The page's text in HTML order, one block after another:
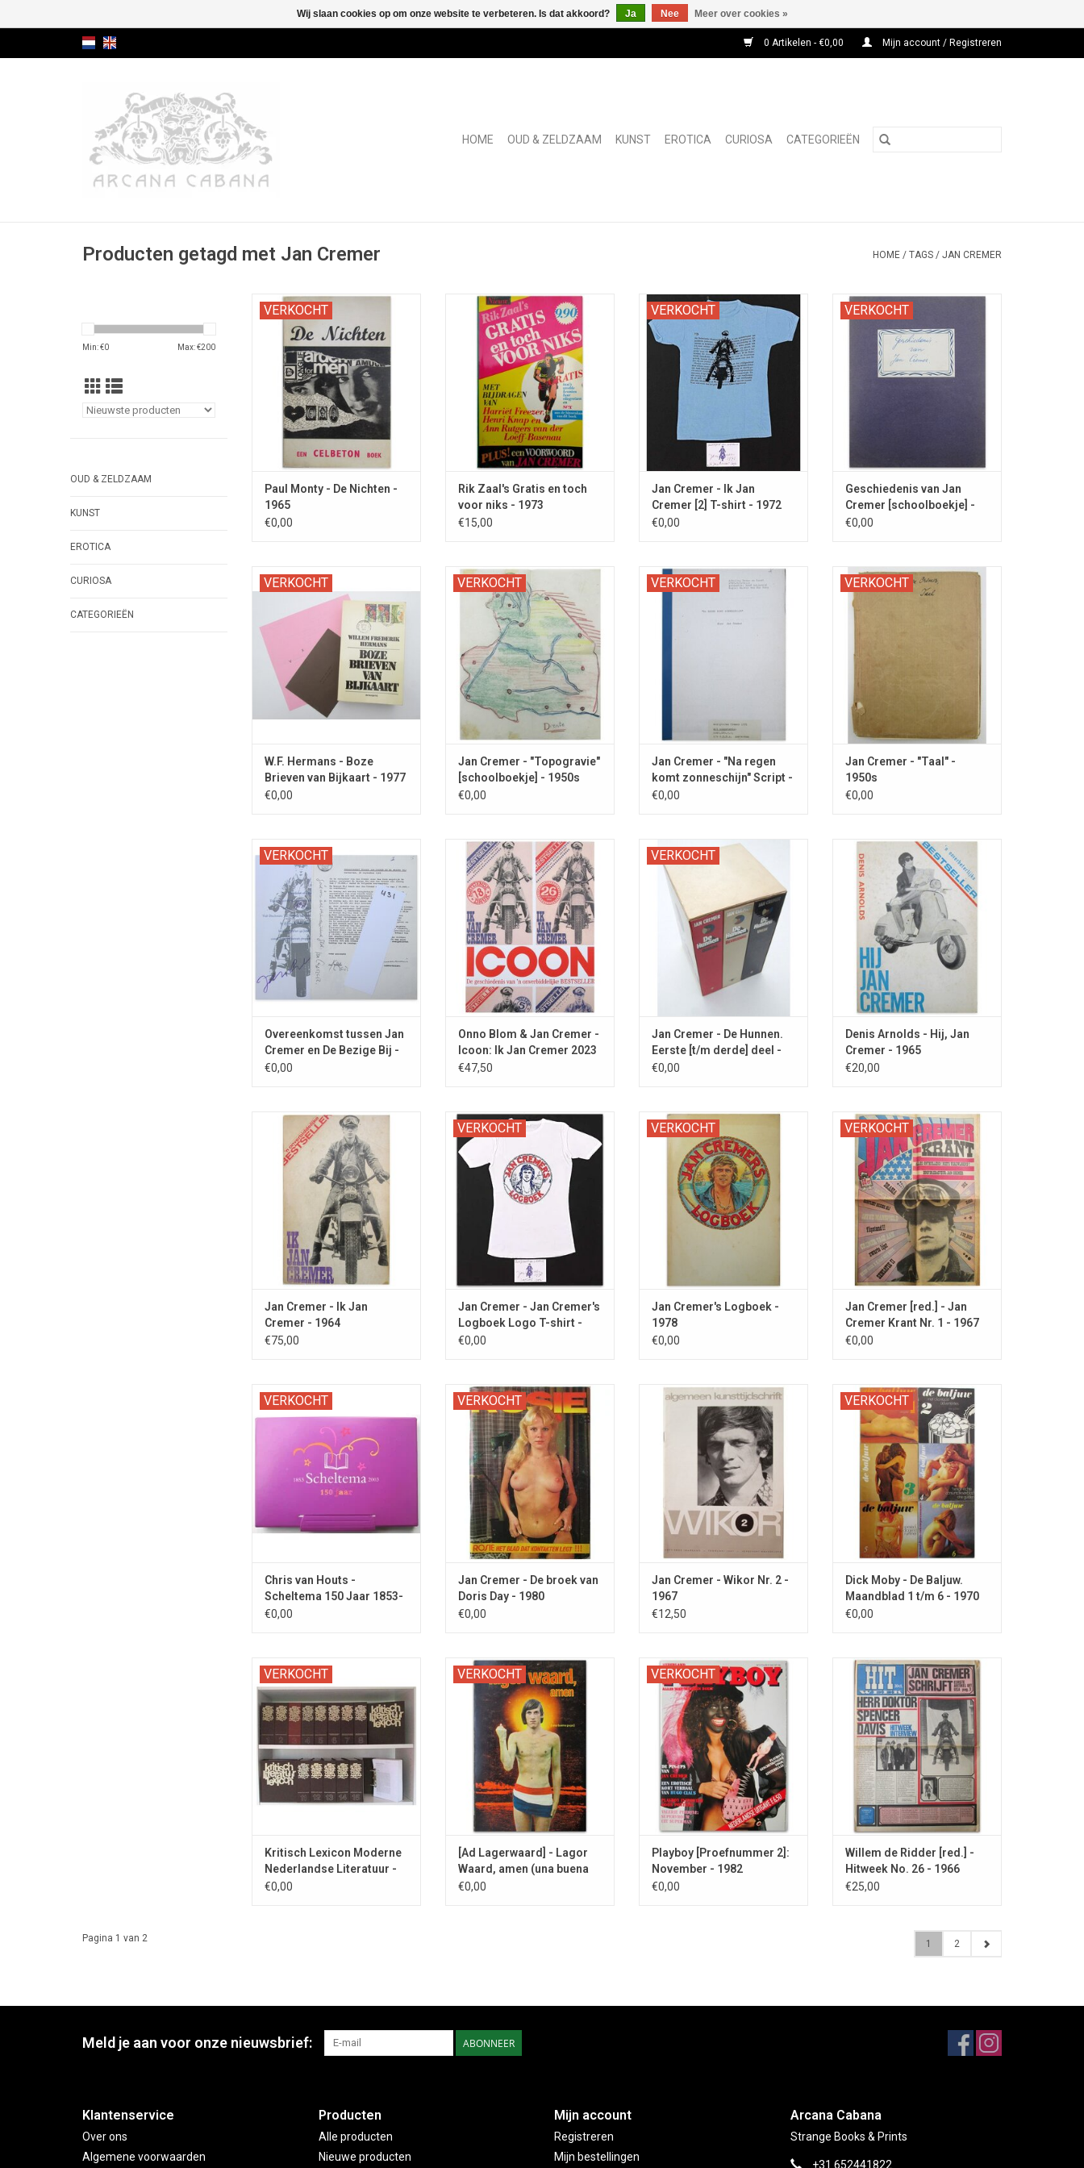
0 Artikelen - €0,00 Mijn account / Registreren
HOME OUD & ZELDZAAM KUNST EROTICA CURIOSA CATEGORIEËN
Producten getagd met Jan Cremer HOME / TAGS / JAN CREMER
Min: €0 Max: €200
OUD & ZELDZAAM
KUNST
EROTICA
CURIOSA
CATEGORIEËN
VERKOCHT
Homo-erotische pulp fiction roman
van het enige tot nu toe door de
Nederlandse staat erkende
homoseksuele
oorlogsslachtoffer.
Paul Monty - De Nichten -
1965
€0,00
Vrolijke gids voor oplichters. Met
voorwoord door JAN CREMER.
TOEVOEGEN AAN WINKELWAGEN
Rik Zaal's Gratis en toch
voor niks - 1973
€15,00
VERKOCHT
Met handgeschreven Certificaat
van Echtheid, GESIGNEERD door
de auteur.
Jan Cremer - Ik Jan
Cremer [2] T-shirt - 1972
€0,00
VERKOCHT
Schoolschriftje met
paginavullende originele tekening
van "Een hunne" met knots.
Geschiedenis van Jan
Cremer [schoolboekje] -
1950s
€0,00
VERKOCHT
Het exemplaar van JAN CREMER.
Met getypt briefje van WFH in
envelop.
W.F. Hermans - Boze
Brieven van Bijkaart - 1977
€0,00
VERKOCHT
Met twee handgetekende
landkaarten (van België en
Drenthe).
Jan Cremer - "Topogravie"
[schoolboekje] - 1950s
€0,00
VERKOCHT
Scenario van een nooit
uitgezonden TV productie.
Jan Cremer - "Na regen
komt zonneschijn" Script -
1971
€0,00
VERKOCHT
Gekaft leesboekje van de 10-jarige
(?) Jan Cremer.
Jan Cremer - "Taal" -
1950s
€0,00
VERKOCHT
Fotokopie van een contract met,
door Jan Cremer GESIGNEERD,
Certificaat van Echtheid.
Overeenkomst tussen Jan
Cremer en De Bezige Bij -
1966
€0,00
Monografie en bibliografie van de
onverbiddelijke BESTSELLER: Ik
Jan Cremer (1964).
TOEVOEGEN AAN WINKELWAGEN
Onno Blom & Jan Cremer -
Icoon: Ik Jan Cremer 2023
€47,50
VERKOCHT
GESIGNEERD door de auteur
tijdens de presentatie van het
Jan Cremer - De Hunnen.
Eerste [t/m derde] deel -
1983
€0,00
Pastiche op Jan Cremer's
'onverbiddelijke bestseller'.
TOEVOEGEN AAN WINKELWAGEN
Denis Arnolds - Hij, Jan
Cremer - 1965
€20,00
De eerste editie van het beruchte
boek van de Nederlandse
kunstenaar / schrijver.
TOEVOEGEN AAN WINKELWAGEN
Jan Cremer - Ik Jan
Cremer - 1964
€75,00
VERKOCHT
Met handgeschreven Certificaat
van Echtheid, GESIGNEERD door
de auteur.
Jan Cremer - Jan Cremer's
Logboek Logo T-shirt -
1978
€0,00
VERKOCHT
Met GESIGNEERDE opdracht van
de auteur aan Jan en Karina
Wolkers.
Jan Cremer's Logboek -
1978
€0,00
VERKOCHT
Het snelst verboden blad uit de
geschiedenis van Nederlandse
tijdschriften.
Jan Cremer [red.] - Jan
Cremer Krant Nr. 1 - 1967
€0,00
VERKOCHT
Mapje met schrijversportretten,
genomen tijdens signeersessies
in de Amsterdamse boekhandel.
Chris van Houts -
Scheltema 150 Jaar 1853-
2003
€0,00
VERKOCHT
Gedicht [in: Rosie nummer 130 -
11e Jaargang. Het blad dat
kontakten legt]
Jan Cremer - De broek van
Doris Day - 1980
€0,00
Verwoestende recensie van Ik
Jan Cremer 2...
TOEVOEGEN AAN WINKELWAGEN
Jan Cremer - Wikor Nr. 2 -
1967
€12,50
VERKOCHT
De complete run van dit vroege
LGBT seksblad uit Nederland.
Dick Moby - De Baljuw.
Maandblad 1 t/m 6 - 1970
/1971
€0,00
VERKOCHT
Het meest uitgebreide en
prestigieuze naslagwerk op het
gebied van de Nederlandse en
Belgische letterkunde.
Kritisch Lexicon Moderne
Nederlandse Literatuur -
1980/2013
€0,00
VERKOCHT
COMPLEET met de poster.
[Ad Lagerwaard] - Lagor
Waard, amen (una buena
puya) - 1967
€0,00
VERKOCHT
Met Jan Cremer, Hugo Claus en
Playboy's Geschenkengids voor
Sinterklaas.
Playboy [Proefnummer 2]:
November - 1982
€0,00
Op de cover de backstage foto
van Jan Cremer op zijn motor
zoals bekend van de cover van
zijn debuutroman.
TOEVOEGEN AAN WINKELWAGEN
Willem de Ridder [red.] -
Hitweek No. 26 - 1966
€25,00
Pagina 1 van 2 1 2
Meld je aan voor onze nieuwsbrief: ABONNEER
Klantenservice
Over ons
Algemene voorwaarden
Producten
Alle producten
Nieuwe producten
Mijn account
Registreren
Mijn bestellingen
Arcana Cabana
Strange Books & Prints
+31 652441822
Wij slaan cookies op om onze website te verbeteren. Is dat akkoord? Ja Nee Meer over cookies »